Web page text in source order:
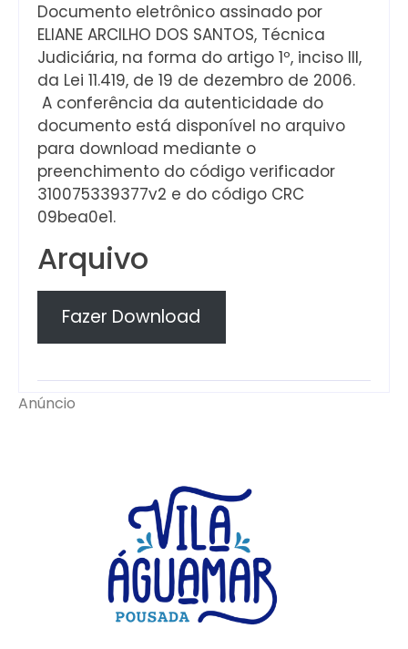
Documento eletrônico assinado por
ELIANE ARCILHO DOS SANTOS, Técnica
Judiciária, na forma do artigo 1º, inciso III,
da Lei 11.419, de 19 de dezembro de 2006.
A conferência da autenticidade do
documento está disponível no arquivo
para download mediante o
preenchimento do código verificador
310075339377v2 e do código CRC
09bea0e1.
Arquivo
Fazer Download
Anúncio